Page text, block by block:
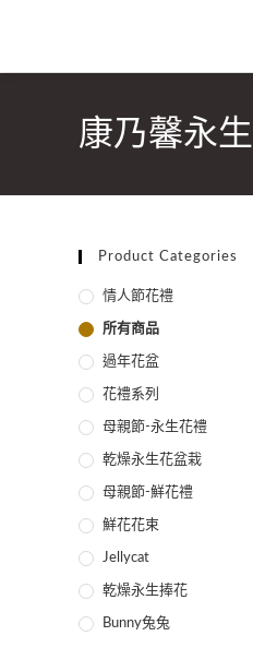
康乃馨永
Product Categories
情人節花禮
所有商品
過年花盆
花禮系列
母親節-永生花禮
乾燥永生花盆栽
母親節-鮮花禮
鮮花花束
Jellycat
乾燥永生捧花
Bunny兔兔